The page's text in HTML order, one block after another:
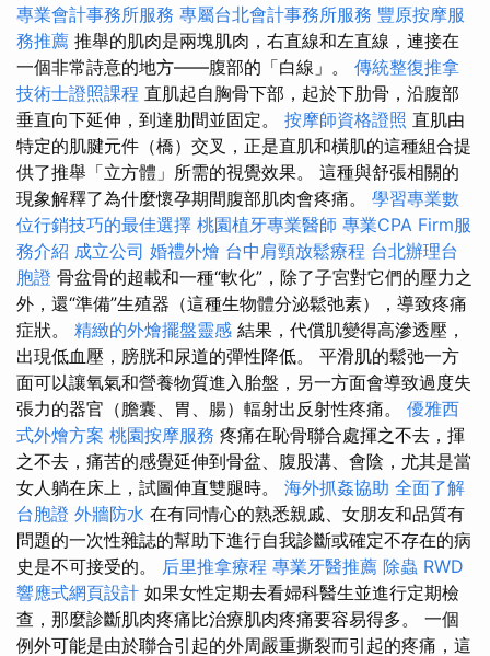
專業會計事務所服務 專屬台北會計事務所服務 豐原按摩服
務推薦 推舉的肌肉是兩塊肌肉，右直線和左直線，連接在
一個非常詩意的地方——腹部的「白線」。 傳統整復推拿
技術士證照課程 直肌起自胸骨下部，起於下肋骨，沿腹部
垂直向下延伸，到達肋間並固定。 按摩師資格證照 直肌由
特定的肌腱元件（橋）交叉，正是直肌和橫肌的這種組合提
供了推舉「立方體」所需的視覺效果。 這種與舒張相關的
現象解釋了為什麼懷孕期間腹部肌肉會疼痛。 學習專業數
位行銷技巧的最佳選擇 桃園植牙專業醫師 專業CPA Firm服
務介紹 成立公司 婚禮外燴 台中肩頸放鬆療程 台北辦理台
胞證 骨盆骨的超載和一種“軟化”，除了子宮對它們的壓力之
外，還“準備”生殖器（這種生物體分泌鬆弛素），導致疼痛
症狀。 精緻的外燴擺盤靈感 結果，代償肌變得高滲透壓，
出現低血壓，膀胱和尿道的彈性降低。 平滑肌的鬆弛一方
面可以讓氧氣和營養物質進入胎盤，另一方面會導致過度失
張力的器官（膽囊、胃、腸）輻射出反射性疼痛。 優雅西
式外燴方案 桃園按摩服務 疼痛在恥骨聯合處揮之不去，揮
之不去，痛苦的感覺延伸到骨盆、腹股溝、會陰，尤其是當
女人躺在床上，試圖伸直雙腿時。 海外抓姦協助 全面了解
台胞證 外牆防水 在有同情心的熟悉親戚、女朋友和品質有
問題的一次性雜誌的幫助下進行自我診斷或確定不存在的病
史是不可接受的。 后里推拿療程 專業牙醫推薦 除蟲 RWD
響應式網頁設計 如果女性定期去看婦科醫生並進行定期檢
查，那麼診斷肌肉疼痛比治療肌肉疼痛要容易得多。 一個
例外可能是由於聯合引起的外周嚴重撕裂而引起的疼痛，這